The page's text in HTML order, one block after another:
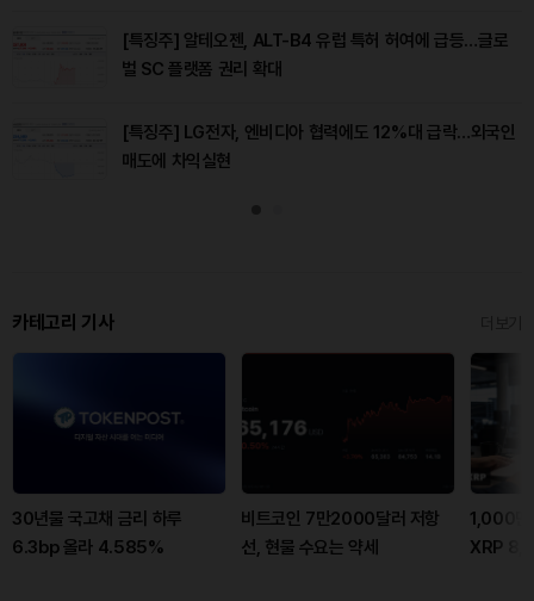
[특징주] 알테오젠, ALT-B4 유럽 특허 허여에 급등…글로
벌 SC 플랫폼 권리 확대
[특징주] LG전자, 엔비디아 협력에도 12%대 급락…외국인
매도에 차익실현
카테고리 기사
30년물 국고채 금리 하루
6.3bp 올라 4.585%
비트코인 7만2000달러 저항
선, 현물 수요는 약세
1,000만
XRP